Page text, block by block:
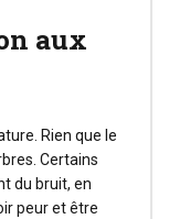
aux
Rien que le
Certains
du bruit, en
peur et être